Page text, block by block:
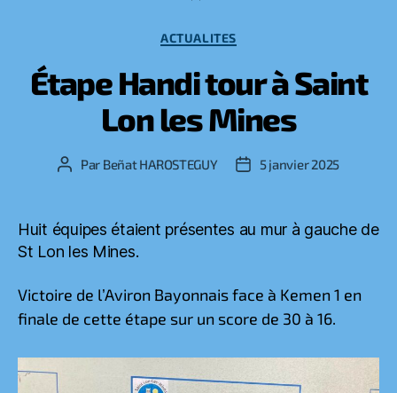
Catégories
ACTUALITES
Étape Handi tour à Saint
Lon les Mines
Auteur
Par Beñat HAROSTEGUY
Date5 janvier 2025
Huit équipes étaient présentes au mur à gauche de
St Lon les Mines.
Victoire de l’Aviron Bayonnais face à Kemen 1 en
finale de cette étape sur un score de 30 à 16.